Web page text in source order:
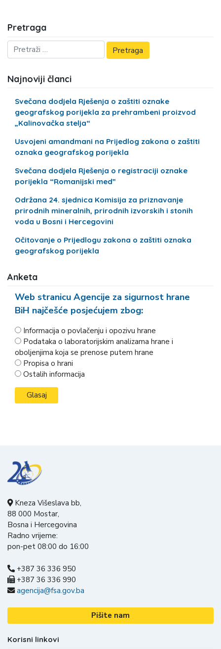
Pretraga
Najnoviji članci
Svečana dodjela Rješenja o zaštiti oznake
geografskog porijekla za prehrambeni proizvod
„Kalinovačka stelja“
Usvojeni amandmani na Prijedlog zakona o zaštiti
oznaka geografskog porijekla
Svečana dodjela Rješenja o registraciji oznake
porijekla “Romanijski med”
Održana 24. sjednica Komisija za priznavanje
prirodnih mineralnih, prirodnih izvorskih i stonih
voda u Bosni i Hercegovini
Očitovanje o Prijedlogu zakona o zaštiti oznaka
geografskog porijekla
Anketa
Web stranicu Agencije za sigurnost hrane
BiH najčešće posjećujem zbog:
Informacija o povlačenju i opozivu hrane
Podataka o laboratorijskim analizama hrane i
oboljenjima koja se prenose putem hrane
Propisa o hrani
Ostalih informacija
Kneza Višeslava bb,
88 000 Mostar,
Bosna i Hercegovina
Radno vrijeme:
pon-pet 08:00 do 16:00
+387 36 336 950
+387 36 336 990
agencija@fsa.gov.ba
Pišite nam
Korisni linkovi